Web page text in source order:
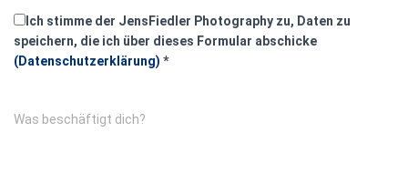
Ich stimme der JensFiedler Photography zu, Daten zu
speichern, die ich über dieses Formular abschicke
(Datenschutzerklärung) *
Was beschäftigt dich?